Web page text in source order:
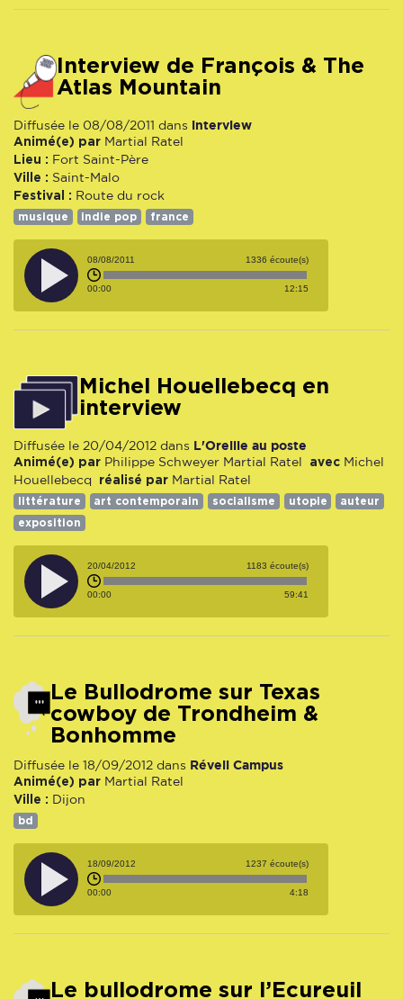
Interview de François & The
Atlas Mountain
Diffusée le 08/08/2011 dans interview
Animé(e) par Martial Ratel
Lieu : Fort Saint-Père
Ville : Saint-Malo
Festival : Route du rock
musique indie pop france
08/08/2011 1336 écoute(s)
00:00 12:15
Michel Houellebecq en
interview
Diffusée le 20/04/2012 dans L'Oreille au poste
Animé(e) par Philippe Schweyer Martial Ratel avec Michel
Houellebecq
réalisé par Martial Ratel
littérature art contemporain socialisme utopie
auteur
exposition
20/04/2012 1183 écoute(s)
00:00 59:41
Le Bullodrome sur Texas
cowboy de Trondheim &
Bonhomme
Diffusée le 18/09/2012 dans Réveil Campus
Animé(e) par Martial Ratel
Ville : Dijon
bd
18/09/2012 1237 écoute(s)
00:00 4:18
Le bullodrome sur l’Ecureuil